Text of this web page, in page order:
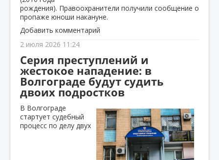
рождения). Правоохранители получили сообщение о
пропаже юноши накануне.
Добавить комментарий
2 июля 2026 11:24
Серия преступлений и
жестокое нападение: в
Волгограде будут судить
двоих подростков
В Волгограде
стартует судебный
процесс по делу двух